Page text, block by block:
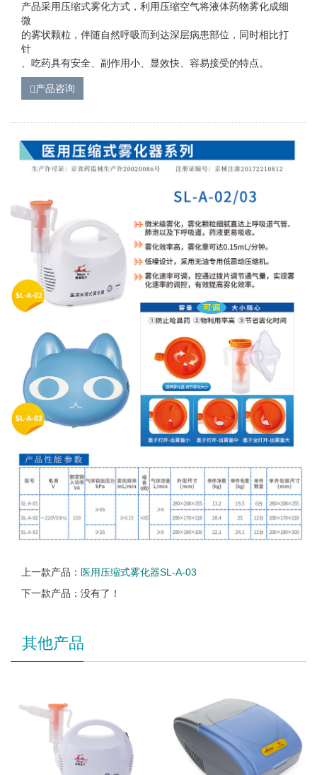
产品采用压缩式雾化方式，利用压缩空气将液体药物雾化成细
微
的雾状颗粒，伴随自然呼吸而到达深层病患部位，同时相比打
针
、吃药具有安全、副作用小、显效快、容易接受的特点。
产品咨询
上一款产品： 医用压缩式雾化器SL-A-03
下一款产品：没有了！
其他产品